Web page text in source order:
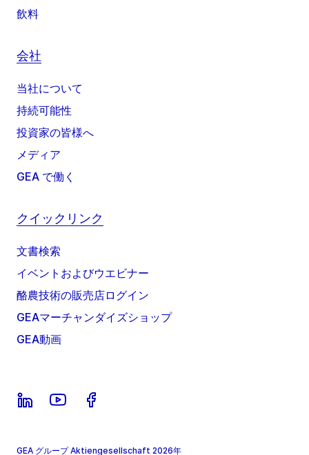
飲料
会社
当社について
持続可能性
投資家の皆様へ
メディア
GEA で働く
クイックリンク
文書検索
イベントおよびウエビナー
酪農技術の販売店ログイン
GEAマーチャンダイズショップ
GEA動画
GEA グループ Aktiengesellschaft 2026年